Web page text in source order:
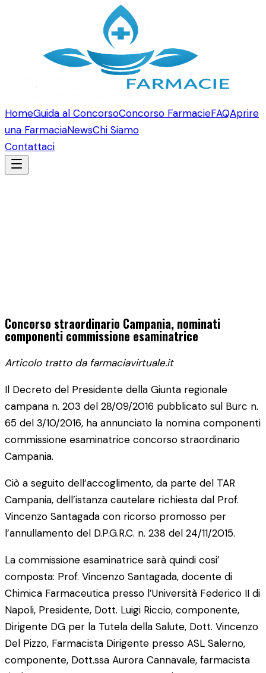
HomeGuida al ConcorsoConcorso FarmacieFAQAprire
una FarmaciaNewsChi Siamo
Contattaci
Concorso straordinario Campania, nominati
componenti commissione esaminatrice
Articolo tratto da farmaciavirtuale.it
Il Decreto del Presidente della Giunta regionale
campana n. 203 del 28/09/2016 pubblicato sul Burc n.
65 del 3/10/2016, ha annunciato la nomina componenti
commissione esaminatrice concorso straordinario
Campania.
Ciò a seguito dell’accoglimento, da parte del TAR
Campania, dell’istanza cautelare richiesta dal Prof.
Vincenzo Santagada con ricorso promosso per
l’annullamento del D.P.G.R.C. n. 238 del 24/11/2015.
La commissione esaminatrice sarà quindi cosi’
composta: Prof. Vincenzo Santagada, docente di
Chimica Farmaceutica presso l’Università Federico II di
Napoli, Presidente, Dott. Luigi Riccio, componente,
Dirigente DG per la Tutela della Salute, Dott. Vincenzo
Del Pizzo, Farmacista Dirigente presso ASL Salerno,
componente, Dott.ssa Aurora Cannavale, farmacista